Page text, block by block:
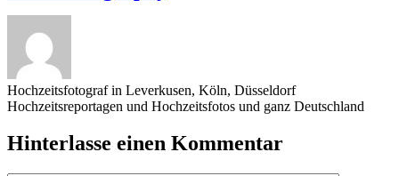
Hochzeitsfotograf in Leverkusen, Köln, Düsseldorf
Hochzeitsreportagen und Hochzeitsfotos und ganz Deutschland
Hinterlasse einen Kommentar